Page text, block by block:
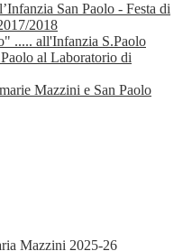
San Paolo - Festa di
2018
..... all'Infanzia S.Paolo
al Laboratorio di
Mazzini e San Paolo
Mazzini 2025-26